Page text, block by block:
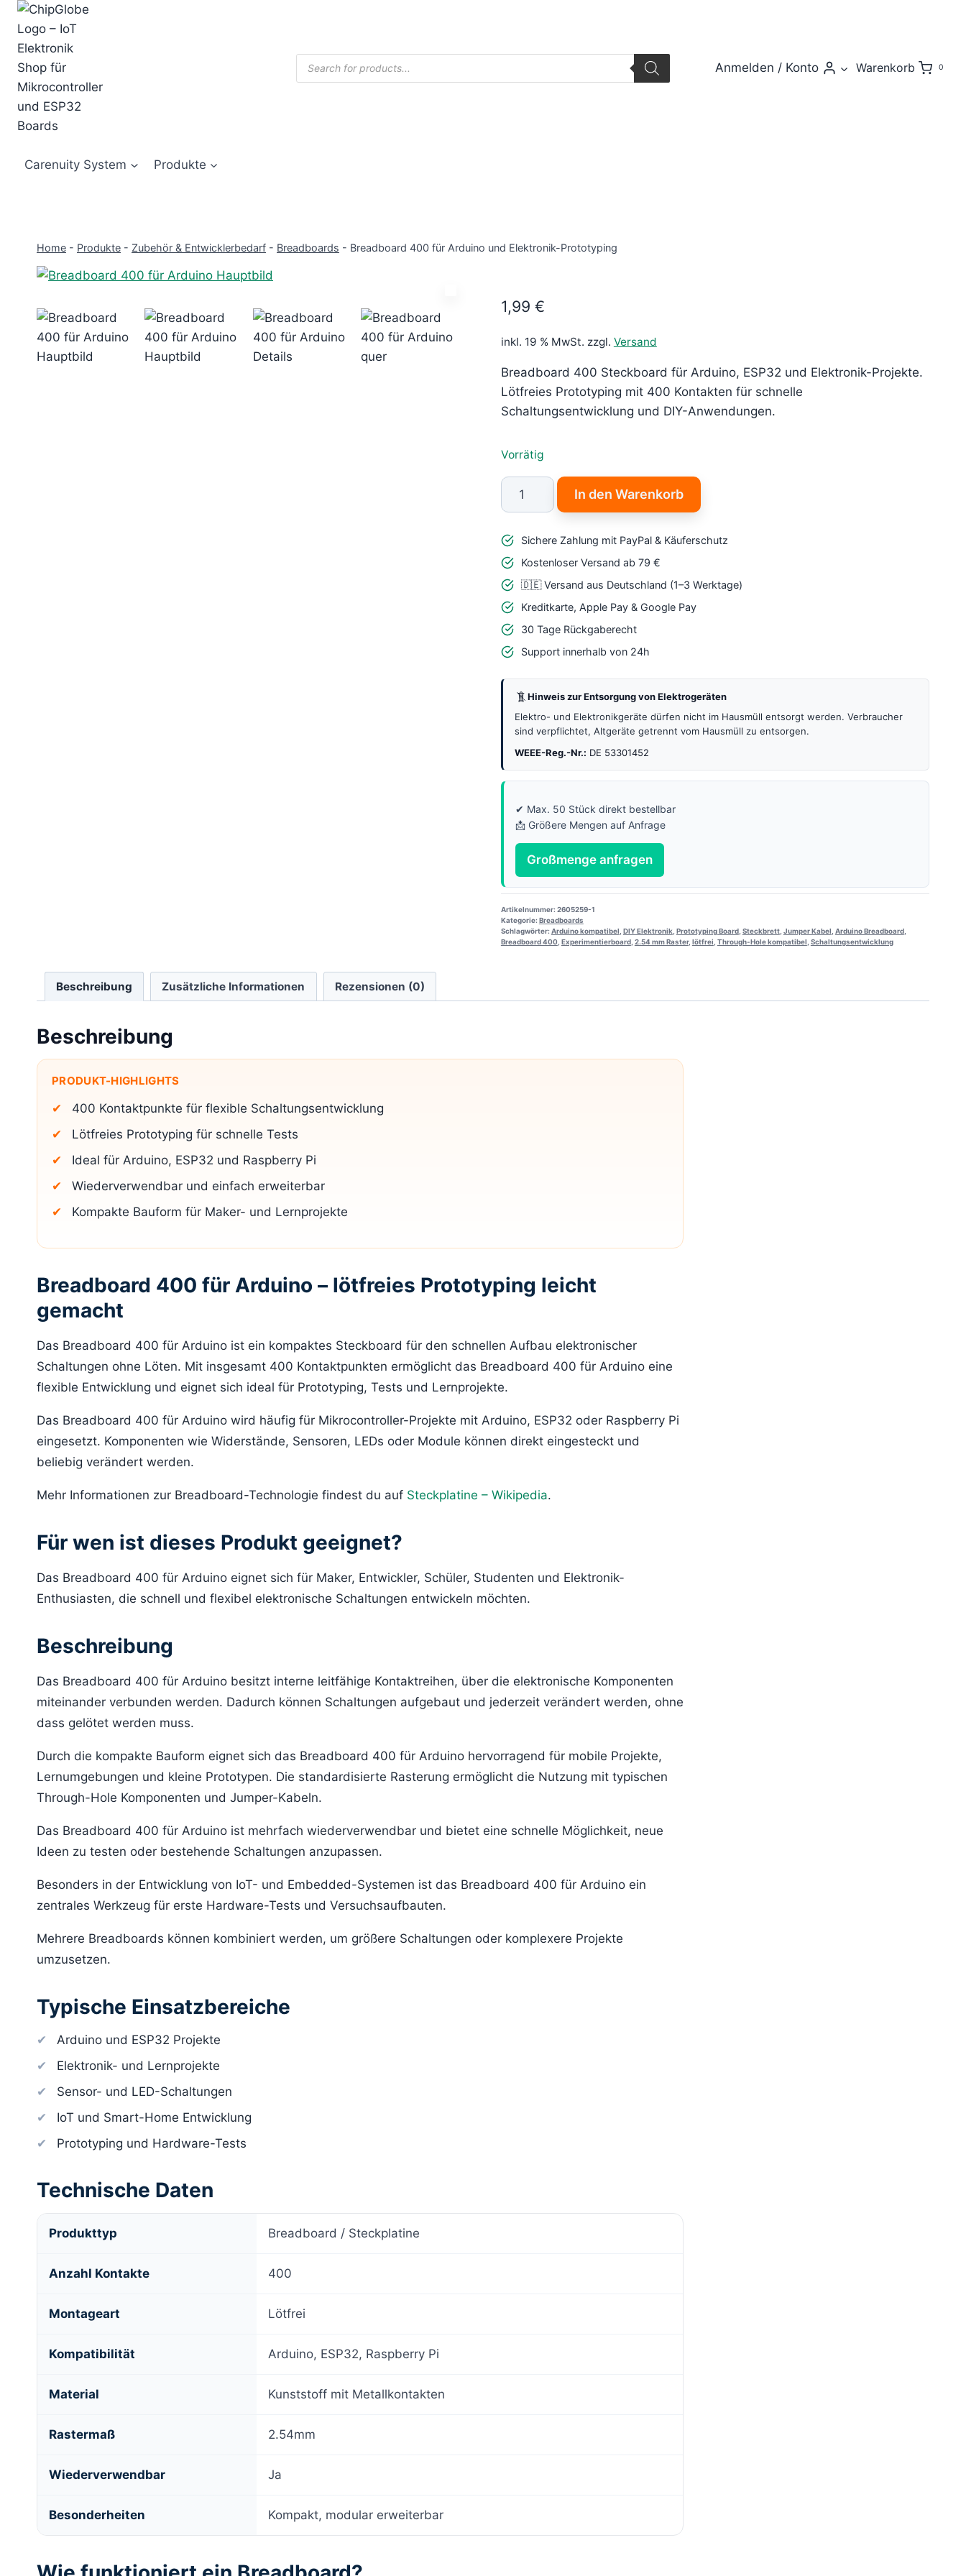
Zum
Inhalt
springen
Products
search
Anmelden / Konto Warenkorb 0
Carenuity System Produkte
Home - Produkte - Zubehör & Entwicklerbedarf - Breadboards - Breadboard 400 für Arduino und Elektronik-Prototyping
1,99 €
inkl. 19 % MwSt. zzgl. Versand
Breadboard 400 Steckboard für Arduino, ESP32 und Elektronik-Projekte.
Lötfreies Prototyping mit 400 Kontakten für schnelle
Schaltungsentwicklung und DIY-Anwendungen.
Vorrätig
Breadboard
400
Arduino
und
Elektronik-
Prototyping
Menge
In den Warenkorb
Sichere Zahlung mit PayPal & Käuferschutz
Kostenloser Versand ab 79 €
🇩🇪 Versand aus Deutschland (1–3 Werktage)
Kreditkarte, Apple Pay & Google Pay
30 Tage Rückgaberecht
Support innerhalb von 24h
Hinweis zur Entsorgung von Elektrogeräten
Elektro- und Elektronikgeräte dürfen nicht im Hausmüll entsorgt werden. Verbraucher
sind verpflichtet, Altgeräte getrennt vom Hausmüll zu entsorgen.
WEEE-Reg.-Nr.: DE 53301452
✔ Max. 50 Stück direkt bestellbar
📩 Größere Mengen auf Anfrage
Großmenge anfragen
Artikelnummer:2605259-1
Kategorie:Breadboards
Schlagwörter:Arduino kompatibel DIY Elektronik Prototyping Board, Steckbrett, Jumper Kabel Arduino Breadboard,
Breadboard 400, Experimentierboard, 2.54 mm Raster, lötfrei Through-Hole kompatibel Schaltungsentwicklung
Beschreibung Zusätzliche Informationen Rezensionen (0)
Beschreibung
PRODUKT-HIGHLIGHTS
400 Kontaktpunkte für flexible Schaltungsentwicklung
Lötfreies Prototyping für schnelle Tests
Ideal für Arduino, ESP32 und Raspberry Pi
Wiederverwendbar und einfach erweiterbar
Kompakte Bauform für Maker- und Lernprojekte
Breadboard 400 für Arduino – lötfreies Prototyping leicht
gemacht
Das Breadboard 400 für Arduino ist ein kompaktes Steckboard für den schnellen Aufbau elektronischer
Schaltungen ohne Löten. Mit insgesamt 400 Kontaktpunkten ermöglicht das Breadboard 400 für Arduino eine
flexible Entwicklung und eignet sich ideal für Prototyping, Tests und Lernprojekte.
Das Breadboard 400 für Arduino wird häufig für Mikrocontroller-Projekte mit Arduino, ESP32 oder Raspberry Pi
eingesetzt. Komponenten wie Widerstände, Sensoren, LEDs oder Module können direkt eingesteckt und
beliebig verändert werden.
Mehr Informationen zur Breadboard-Technologie findest du auf Steckplatine – Wikipedia.
Für wen ist dieses Produkt geeignet?
Das Breadboard 400 für Arduino eignet sich für Maker, Entwickler, Schüler, Studenten und Elektronik-
Enthusiasten, die schnell und flexibel elektronische Schaltungen entwickeln möchten.
Beschreibung
Das Breadboard 400 für Arduino besitzt interne leitfähige Kontaktreihen, über die elektronische Komponenten
miteinander verbunden werden. Dadurch können Schaltungen aufgebaut und jederzeit verändert werden, ohne
dass gelötet werden muss.
Durch die kompakte Bauform eignet sich das Breadboard 400 für Arduino hervorragend für mobile Projekte,
Lernumgebungen und kleine Prototypen. Die standardisierte Rasterung ermöglicht die Nutzung mit typischen
Through-Hole Komponenten und Jumper-Kabeln.
Das Breadboard 400 für Arduino ist mehrfach wiederverwendbar und bietet eine schnelle Möglichkeit, neue
Ideen zu testen oder bestehende Schaltungen anzupassen.
Besonders in der Entwicklung von IoT- und Embedded-Systemen ist das Breadboard 400 für Arduino ein
zentrales Werkzeug für erste Hardware-Tests und Versuchsaufbauten.
Mehrere Breadboards können kombiniert werden, um größere Schaltungen oder komplexere Projekte
umzusetzen.
Typische Einsatzbereiche
Arduino und ESP32 Projekte
Elektronik- und Lernprojekte
Sensor- und LED-Schaltungen
IoT und Smart-Home Entwicklung
Prototyping und Hardware-Tests
Technische Daten
Produkttyp Breadboard / Steckplatine
Anzahl Kontakte 400
Montageart Lötfrei
Kompatibilität Arduino, ESP32, Raspberry Pi
Material Kunststoff mit Metallkontakten
Rastermaß 2.54mm
Wiederverwendbar Ja
Besonderheiten Kompakt, modular erweiterbar